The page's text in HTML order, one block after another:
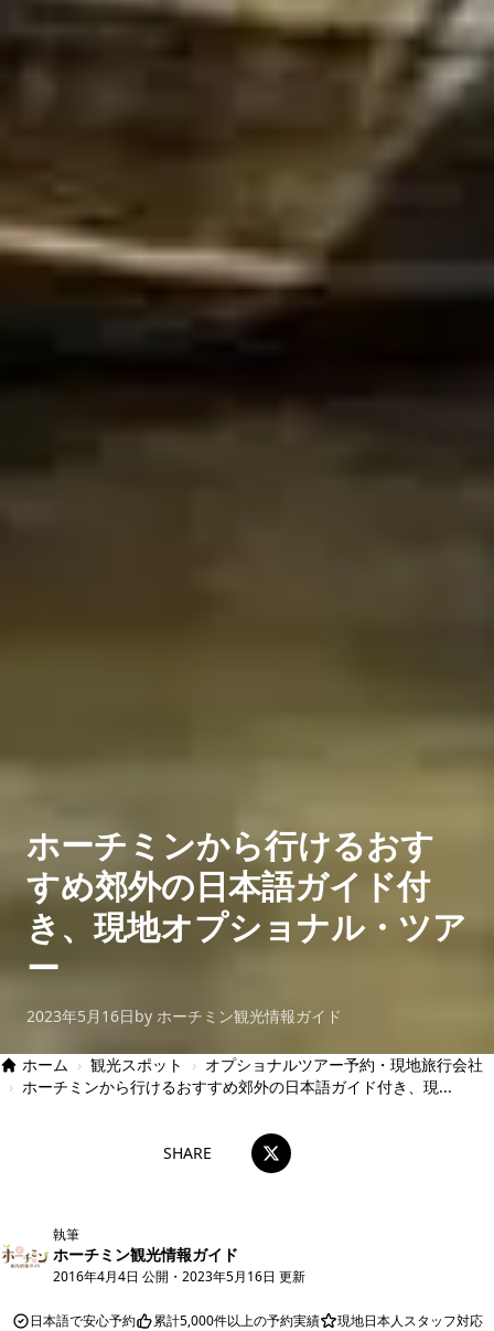
ホーチミンから行けるおす
すめ郊外の日本語ガイド付
き、現地オプショナル・ツア
ー
2023年5月16日by ホーチミン観光情報ガイド
ホーム › 観光スポット › オプショナルツアー予約・現地旅行会社
› ホーチミンから行けるおすすめ郊外の日本語ガイド付き、現...
SHARE
執筆
ホーチミン観光情報ガイド
2016年4月4日 公開 ・ 2023年5月16日 更新
日本語で安心予約 累計5,000件以上の予約実績 現地日本人スタッフ対応